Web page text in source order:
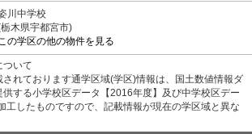
川中学校
木県宇都宮市)
この学区の他の物件を見る
いて
れております通学区域(学区)情報は、国土数値情報ダ
する小学校区データ【2016年度】及び中学校区デー
工したものですので、記載情報が現在の学区域と異な